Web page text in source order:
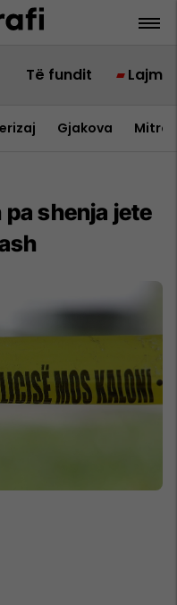
Të fundit Lajme
Gjakova
shenja jete